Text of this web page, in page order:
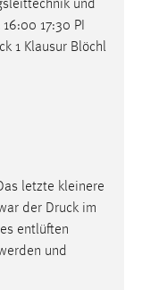
und
17:30 PI
1 Klausur Blöchl
letzte kleinere
der Druck im
entlüften
und